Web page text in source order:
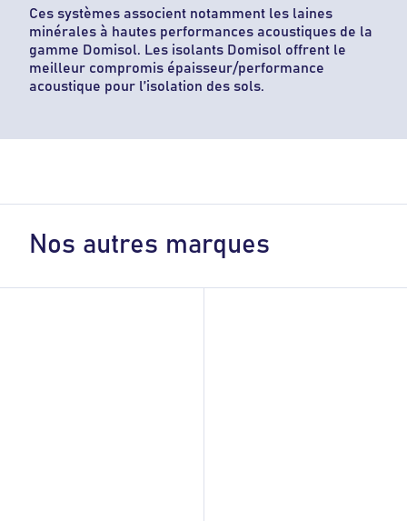
Ces systèmes associent notamment les laines
minérales à hautes performances acoustiques de la
gamme Domisol. Les isolants Domisol offrent le
meilleur compromis épaisseur/performance
acoustique pour l’isolation des sols.
Nos autres marques